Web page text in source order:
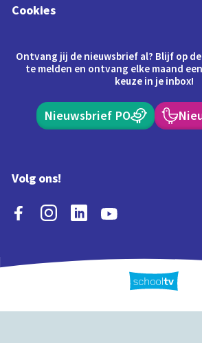
Cookies
Ontvang jij de nieuwsbrief al? Blijf op
te melden en ontvang elke maand
keuze in je inbox!
Nieuwsbrief PO
Volg ons!